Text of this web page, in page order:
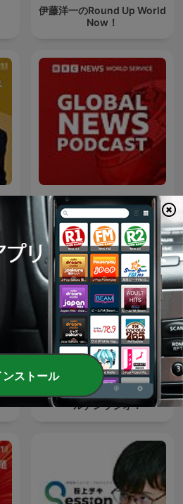
伊藤洋一のRound Up World
Now！
Global News Podcast
オープニング - 大竹まことゴ
ールデンラジオ！
ンストール